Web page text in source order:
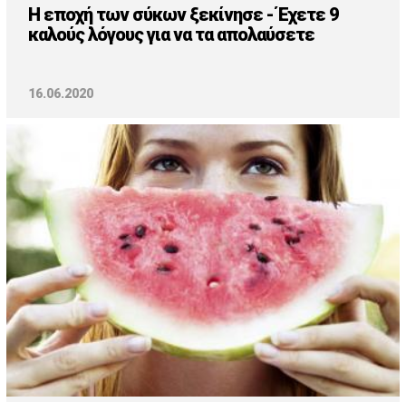
Η εποχή των σύκων ξεκίνησε - Έχετε 9
καλούς λόγους για να τα απολαύσετε
16.06.2020